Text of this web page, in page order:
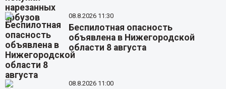
08.8.2026 11:30
Беспилотная опасность
объявлена в Нижегородской
области 8 августа
08.8.2026 11:00